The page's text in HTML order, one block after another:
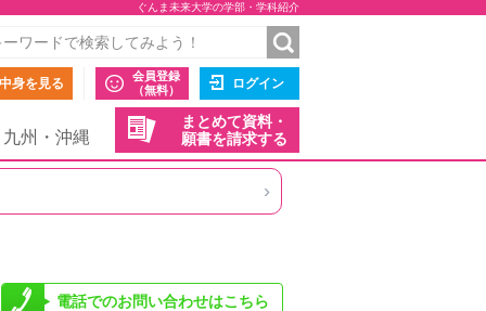
ぐんま未来大学の学部・学科紹介
身を見る
会員登録
（無料）
ログイン
まとめて資料・
願書を請求する
九州・沖縄
›
電話でのお問い合わせはこちら